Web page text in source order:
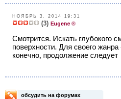
НОЯБРЬ 3, 2014 19:31
(3) Eugene ®
Смотрится. Искать глубокого
поверхности. Для своего жанра
конечно, продолжение следует
обсудить на форумах